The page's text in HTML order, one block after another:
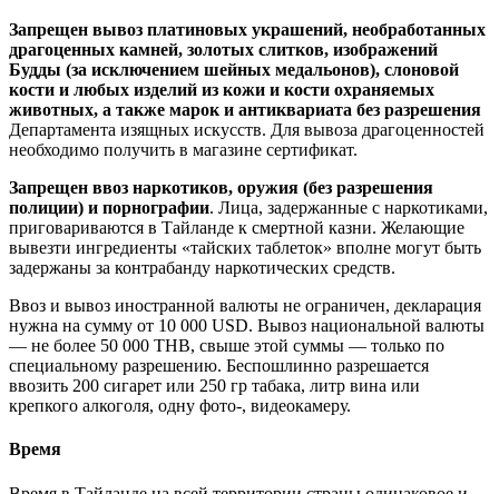
Запрещен вывоз платиновых украшений, необработанных
драгоценных камней, золотых слитков, изображений
Будды (за исключением шейных медальонов), слоновой
кости и любых изделий из кожи и кости охраняемых
животных, а также марок и антиквариата без разрешения
Департамента изящных искусств. Для вывоза драгоценностей
необходимо получить в магазине сертификат.
Запрещен ввоз наркотиков, оружия (без разрешения
полиции) и порнографии. Лица, задержанные с наркотиками,
приговариваются в Тайланде к смертной казни. Желающие
вывезти ингредиенты «тайских таблеток» вполне могут быть
задержаны за контрабанду наркотических средств.
Ввоз и вывоз иностранной валюты не ограничен, декларация
нужна на сумму от 10 000 USD. Вывоз национальной валюты
— не более 50 000 THB, свыше этой суммы — только по
специальному разрешению. Беспошлинно разрешается
ввозить 200 сигарет или 250 гр табака, литр вина или
крепкого алкоголя, одну фото-, видеокамеру.
Время